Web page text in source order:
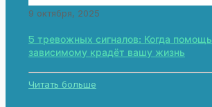
9 октября, 2025
5 тревожных сигналов: Когда помощь
зависимому крадёт вашу жизнь
Читать больше